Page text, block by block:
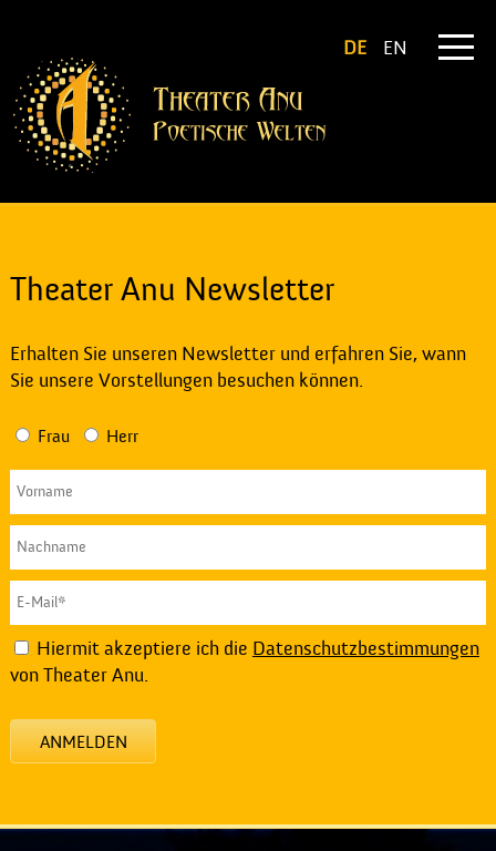
DE EN
Theater Anu Newsletter
Erhalten Sie unseren Newsletter und erfahren Sie, wann
Sie unsere Vorstellungen besuchen können.
Frau Herr
Hiermit akzeptiere ich die Datenschutzbestimmungen
von Theater Anu.
ANMELDEN